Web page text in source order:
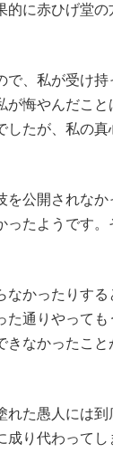
に赤ひげ堂
、私が受け
悔やんだこ
たが、私の
公開されな
たようです
かったりす
通りやって
なかったこ
た愚人には
り代わって